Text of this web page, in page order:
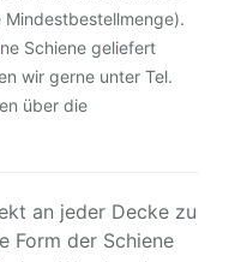
Schiene geliefert
wir gerne unter Tel.
über die
an jeder Decke zu
Form der Schiene